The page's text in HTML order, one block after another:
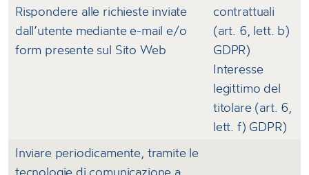
Rispondere alle richieste inviate
dall’utente mediante e-mail e/o
form presente sul Sito Web
contrattuali
(art. 6, lett. b)
GDPR)
Interesse
legittimo del
titolare (art. 6,
lett. f) GDPR)
Inviare periodicamente, tramite le
tecnologie di comunicazione a